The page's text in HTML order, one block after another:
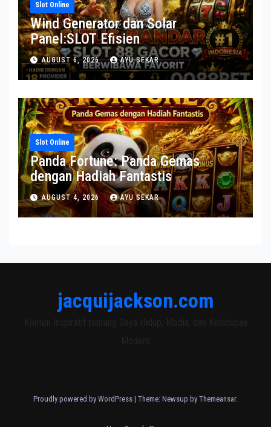
Slot Online
Wind Generator dan Solar
Panel:SLOT Efisien
AUGUST 6, 2026 AYU SEKAR
Slot Online
Panda Fortune: Panda Gemas
dengan Hadiah Fantastis
AUGUST 4, 2026 AYU SEKAR
jacquijackson.com
Konten Inspiratif tentang Gaya Hidup, Media, dan Kehidupan
Modern
Proudly powered by WordPress | Theme: Newsup by Themeansar.